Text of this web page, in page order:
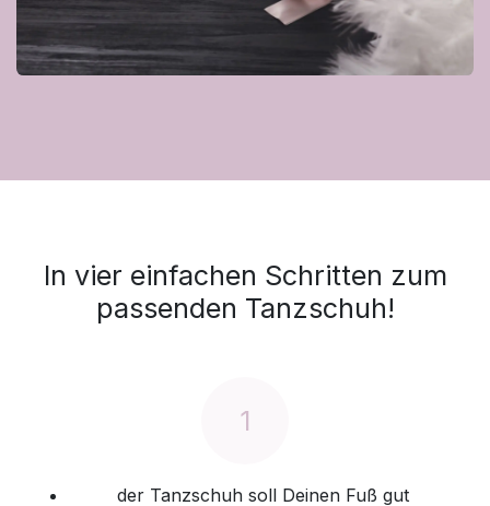
In vier einfachen Schritten zum
passenden Tanzschuh!
1
der Tanzschuh soll Deinen Fuß gut